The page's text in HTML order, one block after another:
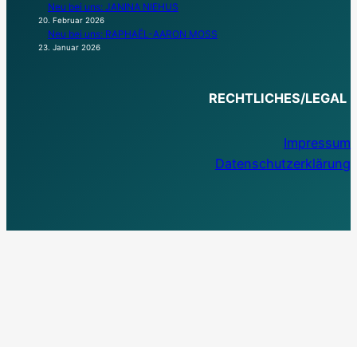
Neu bei uns: JANINA NIEHUS
20. Februar 2026
Neu bei uns: RAPHAËL-AARON MOSS
23. Januar 2026
RECHTLICHES/LEGAL
Impressum
Datenschutzerklärung